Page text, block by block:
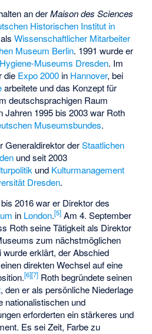
an derMaison des Sciences
Historischen Institut in
alsWissenschaftlicher Mitarbeiter
Museum Berlin. 1991 wurde er
Museums Dresden. Im
die Expo 2000 in Hannover, bei
arbeitete und das Konzept für
deutschsprachigen Raum
Jahren 1995 bis 2003 war Roth
Museumsbundes.
Generaldirektor derStaatlichen
und seit 2003
und Kulturmanagement
Dresden.
2016 war er Direktor des
in London.[5] Am 4. September
Roth seine Tätigkeit als Direktor
zum nächstmöglichen
wurde erklärt, der Abschied
direkten Wechsel auf eine
[6][7] Roth begründete seinen
, den er als persönliche Niederlage
nationalistischen und
erforderten ein stärkeres und
Es sei Zeit, Farbe zu